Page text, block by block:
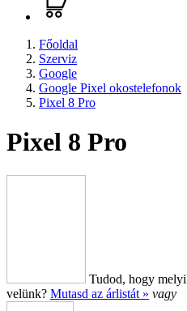
Főoldal
Szerviz
Google
Google Pixel okostelefonok
Pixel 8 Pro
Pixel 8 Pro
Tudod, hogy
velünk? Mutasd az árlistát » vagy